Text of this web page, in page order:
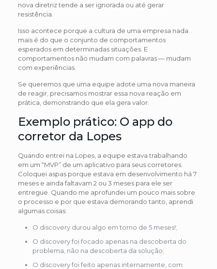
nova diretriz tende a ser ignorada ou até gerar
resistência.
Isso acontece porque a cultura de uma empresa nada
mais é do que o conjunto de comportamentos
esperados em determinadas situações. E
comportamentos não mudam com palavras — mudam
com experiências.
Se queremos que uma equipe adote uma nova maneira
de reagir, precisamos mostrar essa nova reação em
prática, demonstrando que ela gera valor.
Exemplo prático: O app do
corretor da Lopes
Quando entrei na Lopes, a equipe estava trabalhando
em um “MVP” de um aplicativo para seus corretores.
Coloquei aspas porque estava em desenvolvimento há 7
meses e ainda faltavam 2 ou 3 meses para ele ser
entregue. Quando me aprofundei um pouco mais sobre
o processo e por que estava demorando tanto, aprendi
algumas coisas:
O discovery durou algo em torno de 5 meses!;
O discovery foi focado apenas na descoberta do
problema, não na descoberta da solução;
O discovery foi feito apenas internamente, com